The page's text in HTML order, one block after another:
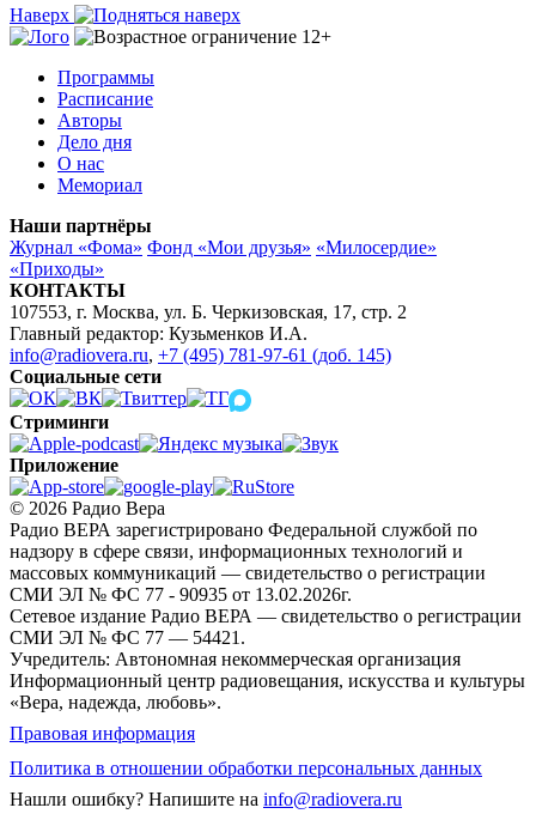
Наверх
Программы
Расписание
Авторы
Дело дня
О нас
Мемориал
Наши партнёры
Журнал «Фома» Фонд «Мои друзья» «Милосердие»
«Приходы»
КОНТАКТЫ
107553, г. Москва, ул. Б. Черкизовская, 17, стр. 2
Главный редактор: Кузьменков И.А.
info@radiovera.ru, +7 (495) 781-97-61 (доб. 145)
Социальные сети
Стриминги
Приложение
© 2026 Радио Вера
Радио ВЕРА зарегистрировано Федеральной службой по
надзору в сфере связи, информационных технологий и
массовых коммуникаций — свидетельство о регистрации
СМИ ЭЛ № ФС 77 - 90935 от 13.02.2026г.
Сетевое издание Радио ВЕРА — свидетельство о регистрации
СМИ ЭЛ № ФС 77 — 54421.
Учредитель: Автономная некоммерческая организация
Информационный центр радиовещания, искусства и культуры
«Вера, надежда, любовь».
Правовая информация
Политика в отношении обработки персональных данных
Нашли ошибку? Напишите на info@radiovera.ru